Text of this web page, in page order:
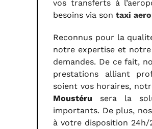
vos transferts à
besoins via son taxi
Reconnus pour la
notre expertise et
demandes. De ce fait,
prestations alliant
soient vos horaires,
Moustéru sera la
importants. De plus,
à votre disposition